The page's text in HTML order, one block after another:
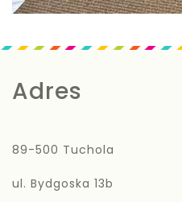
Adres
89-500 Tuchola
ul. Bydgoska 13b